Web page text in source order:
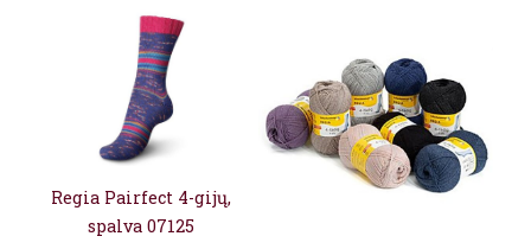
Regia Pairfect 4-gijų,
spalva 07125